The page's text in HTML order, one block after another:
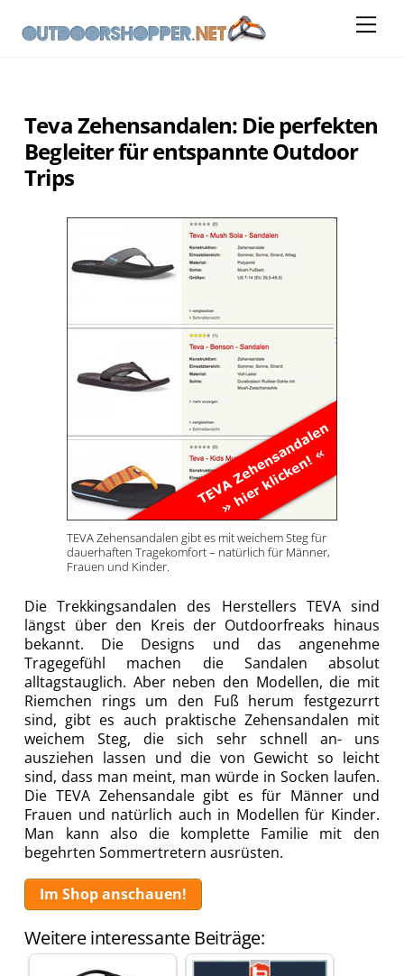
content
Teva Zehensandalen: Die perfekten
Begleiter für entspannte Outdoor
Trips
TEVA Zehensandalen gibt es mit weichem Steg für
dauerhaften Tragekomfort – natürlich für Männer,
Frauen und Kinder.
Die Trekkingsandalen des Herstellers TEVA sind
längst über den Kreis der Outdoorfreaks hinaus
bekannt. Die Designs und das angenehme
Tragegefühl machen die Sandalen absolut
alltagstauglich. Aber neben den Modellen, die mit
Riemchen rings um den Fuß herum festgezurrt
sind, gibt es auch praktische Zehensandalen mit
weichem Steg, die sich sehr schnell an- uns
ausziehen lassen und die von Gewicht so leicht
sind, dass man meint, man würde in Socken laufen.
Die TEVA Zehensandale gibt es für Männer und
Frauen und natürlich auch in Modellen für Kinder.
Man kann also die komplette Familie mit den
begehrten Sommertretern ausrüsten.
Im Shop anschauen!
Weitere interessante Beiträge: